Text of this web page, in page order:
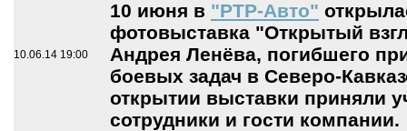
10.06.14 19:00
10 июня в "РТР-Авто"
фотовыставка "Открытый
Андрея Ленёва, погибшего
боевых задач в Северо-
открытии выставки приняли
сотрудники и гости компании.